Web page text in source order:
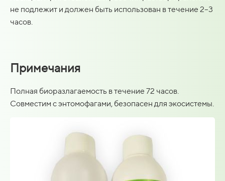
не подлежит и должен быть использован в течение 2–3
часов.
Примечания
Полная биоразлагаемость в течение 72 часов.
Совместим с энтомофагами, безопасен для экосистемы.